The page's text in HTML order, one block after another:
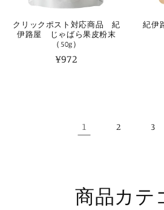
クリックポスト対応商品 紀
伊路屋 じゃばら果皮粉末
（50g）
通
¥972
紀伊
1 2 3
商品カテ